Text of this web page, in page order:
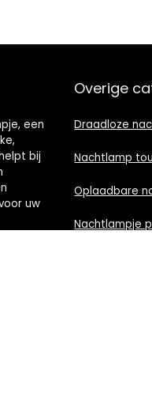
een
bij
uw
Overige
Draadloze
Nachtlamp
Oplaadbare
Nachtlampje